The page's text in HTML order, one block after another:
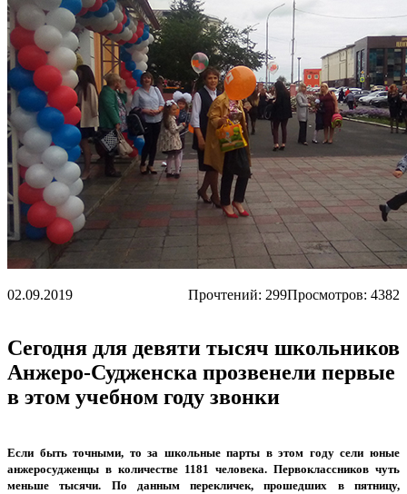
02.09.2019 Прочтений: 299Просмотров: 4382
Сегодня для девяти тысяч школьников
Анжеро-Судженска прозвенели первые
в этом учебном году звонки
Если быть точными, то за школьные парты в этом году сели юные
анжеросудженцы в количестве 1181 человека. Первоклассников чуть
меньше тысячи. По данным перекличек, прошедших в пятницу,